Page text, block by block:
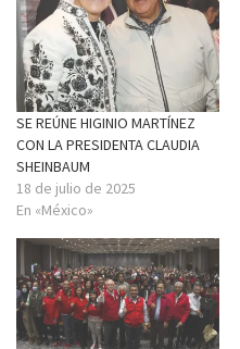
SE REÚNE HIGINIO MARTÍNEZ
CON LA PRESIDENTA CLAUDIA
SHEINBAUM
18 de julio de 2025
En «México»